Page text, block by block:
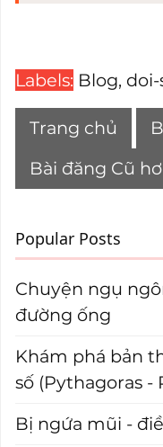
Labels: Blog,
Trang chủ
Bài đăng Cũ
Popular Posts
Chuyện ngụ
đường ống
Khám phá bản
số (Pythagoras -
Bị ngứa mũi -